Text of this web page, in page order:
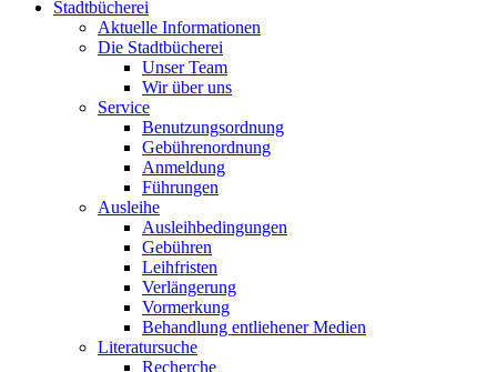
Stadtbücherei
Aktuelle Informationen
Die Stadtbücherei
Unser Team
Wir über uns
Service
Benutzungsordnung
Gebührenordnung
Anmeldung
Führungen
Ausleihe
Ausleihbedingungen
Gebühren
Leihfristen
Verlängerung
Vormerkung
Behandlung entliehener Medien
Literatursuche
Recherche